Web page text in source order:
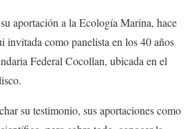
aportación a la Ecología Marina, hace
invitada como panelista en los 40 años
Federal Cocollan, ubicada en el
su testimonio, sus aportaciones como